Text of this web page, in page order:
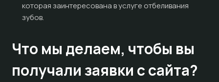
которая заинтересована в услуге отбеливания
зубов.
Что мы делаем, чтобы вы
получали заявки с сайта?